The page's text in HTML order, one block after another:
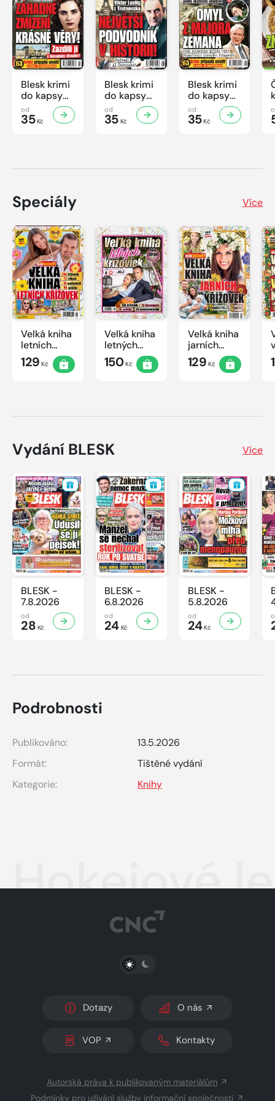
Blesk krimi
do kapsy
č.7/2026
od
35Kč
Blesk krimi
do kapsy
č.6/2026
od
35Kč
Blesk krimi
do kapsy
č.5/2026
od
35Kč
Speciály Více
Velká kniha
letních
křížovek
2026
129 Kč
Velká kniha
letných
krížoviek s
TV JOJ
150Kč
Velká kniha
jarních
křížovek
2026
129 Kč
Vydání BLESK Více
BLESK -
7.8.2026
od
28 Kč
BLESK -
6.8.2026
od
24Kč
BLESK -
5.8.2026
od
24Kč
Podrobnosti
Publikováno:
13.5.2026
Formát:
Tištěné vydání
Kategorie:
Knihy
Hokejové
PŘEPNOUT SVĚTLÝ/TMAVÝ REŽIM
Dotazy O nás
VOP Kontakty
Autorská práva k publikovaným materiálům
Podmínky pro užívání služby informační společnosti